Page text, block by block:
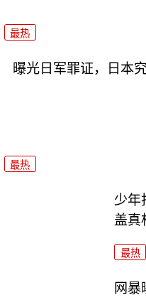
最热
曝光日军罪证，日本
最热
少年
盖真
最热
网暴